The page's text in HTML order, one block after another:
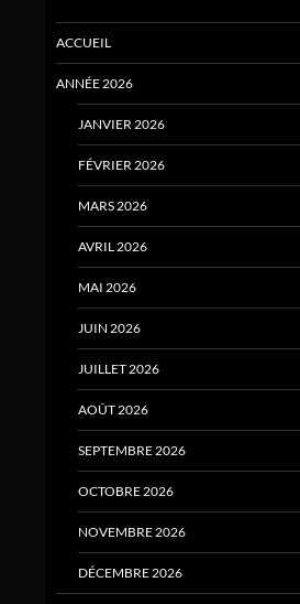
ACCUEIL
ANNÉE 2026
JANVIER 2026
FÉVRIER 2026
MARS 2026
AVRIL 2026
MAI 2026
JUIN 2026
JUILLET 2026
AOÛT 2026
SEPTEMBRE 2026
OCTOBRE 2026
NOVEMBRE 2026
DÉCEMBRE 2026